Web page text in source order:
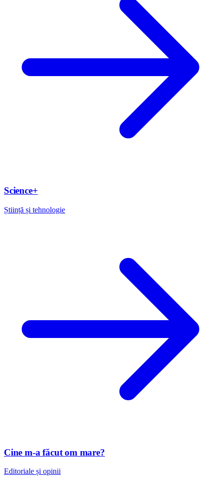
Science+
Știință și tehnologie
Cine m-a făcut om mare?
Editoriale și opinii